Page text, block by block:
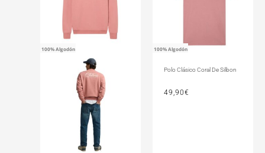
100% Algodón 100% Algodón
Polo Clásico Coral De Silbon
49,90€